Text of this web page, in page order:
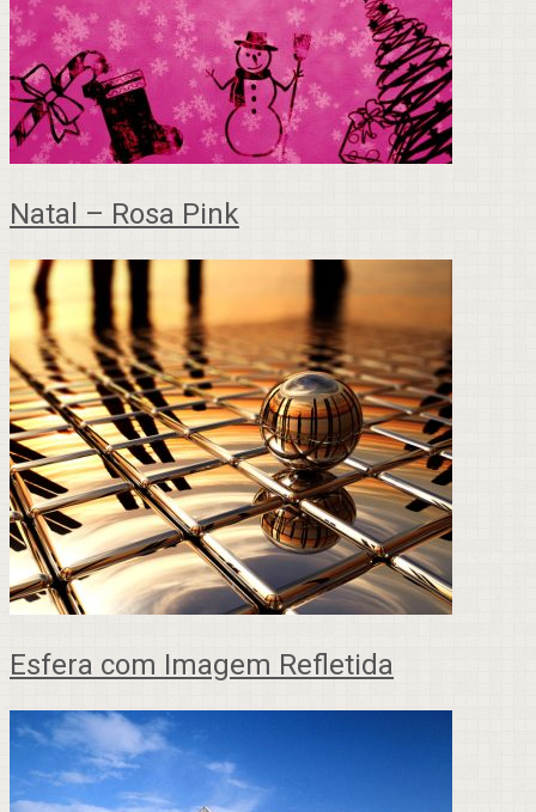
Natal – Rosa Pink
Esfera com Imagem Refletida